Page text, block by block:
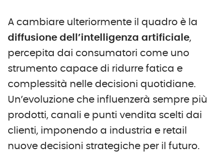
A cambiare ulteriormente il quadro è la
diffusione dell’intelligenza artificiale,
percepita dai consumatori come uno
strumento capace di ridurre fatica e
complessità nelle decisioni quotidiane.
Un’evoluzione che influenzerà sempre più
prodotti, canali e punti vendita scelti dai
clienti, imponendo a industria e retail
nuove decisioni strategiche per il futuro.